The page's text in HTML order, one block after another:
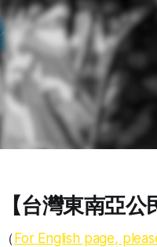
【台灣東南亞
（ For English page,